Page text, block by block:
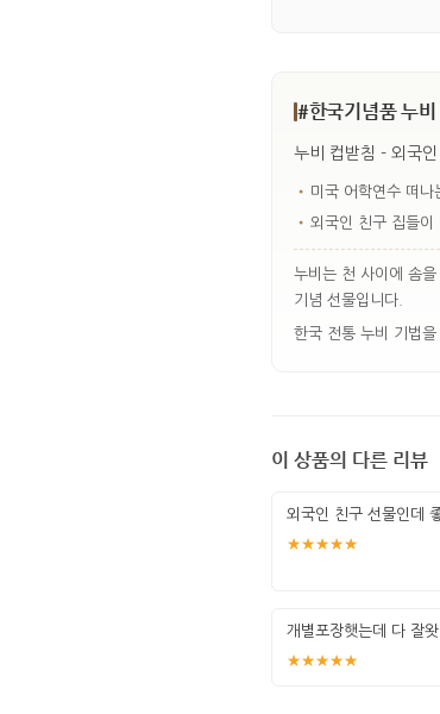
#한국기념품 누비
누비 컵받침 - 외국
• 미국 어학연수 떠
• 외국인 친구 집들이
누비는 천 사이에 솜
기념 선물입니다.
한국 전통 누비 기법
이 상품의 다른 리뷰
외국인 친구 선물인데
★★★★★
개별포장햇는데 다 잘
★★★★★